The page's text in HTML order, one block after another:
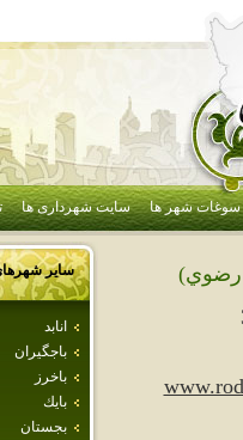
سوغات شهر ها سایت شهرداری ها
سایر
انابد
باجگيران
باخرز
بايك
بجستان
رضوي)